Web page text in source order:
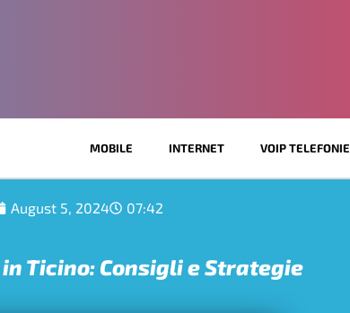
MOBILE INTERNET VOIP TELEFONIE
August 5, 2024 07:42
Ticino: Consigli e Strategie